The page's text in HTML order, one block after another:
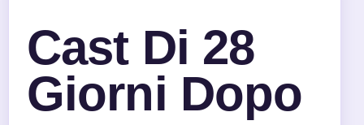
Cast Di 28
Giorni Dopo